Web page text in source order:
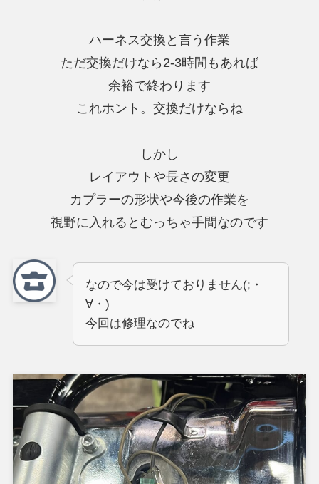
ハーネス交換と言う作業
ただ交換だけなら2-3時間もあれば
余裕で終わります
これホント。交換だけならね
しかし
レイアウトや長さの変更
カプラーの形状や今後の作業を
視野に入れるとむっちゃ手間なのです
なので今は受けておりません(;・
∀・)
今回は修理なのでね